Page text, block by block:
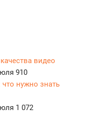
видео
910
нужно знать
1 072